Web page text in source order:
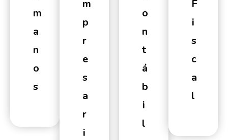
M
A
N
O
S
M
P
R
E
S
A
R
I
O
N
T
Á
B
I
L
F
I
S
C
A
L